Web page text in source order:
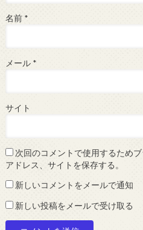
名前 *
メール *
サイト
次回のコメントで使用するため
アドレス、サイトを保存する。
新しいコメントをメールで通知
新しい投稿をメールで受け取る